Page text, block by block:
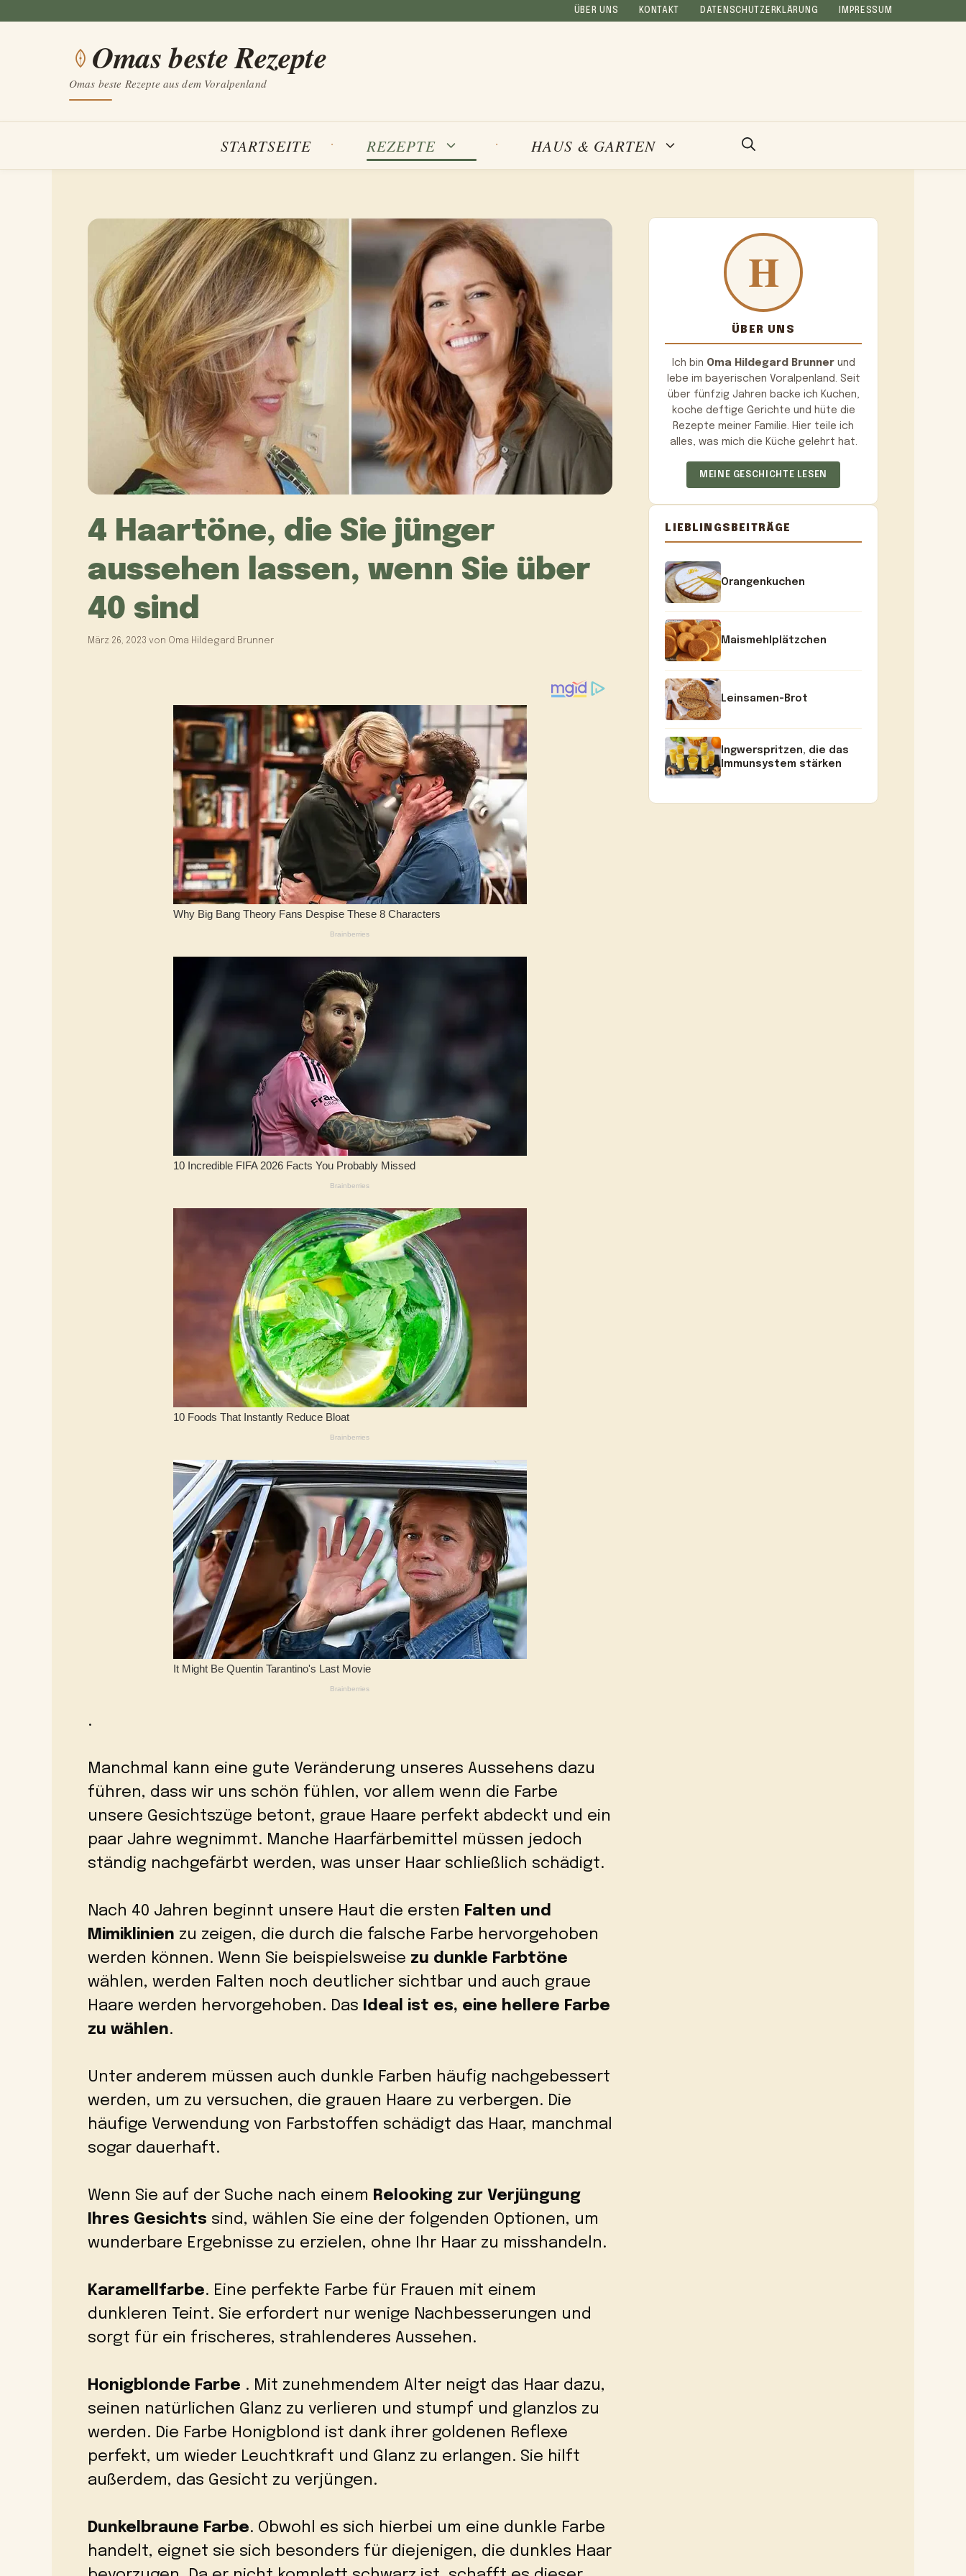
ÜBER UNS KONTAKT DATENSCHUTZERKLÄRUNG IMPRESSUM
Omas beste Rezepte
Omas beste Rezepte aus dem Voralpenland
STARTSEITE REZEPTE HAUS & GARTEN
4 Haartöne, die Sie jünger
aussehen lassen, wenn Sie über
40 sind
März 26, 2023 von Oma Hildegard Brunner
.
Manchmal kann eine gute Veränderung unseres Aussehens dazu
führen, dass wir uns schön fühlen, vor allem wenn die Farbe
unsere Gesichtszüge betont, graue Haare perfekt abdeckt und ein
paar Jahre wegnimmt. Manche Haarfärbemittel müssen jedoch
ständig nachgefärbt werden, was unser Haar schließlich schädigt.
Nach 40 Jahren beginnt unsere Haut die ersten Falten und
Mimiklinien zu zeigen, die durch die falsche Farbe hervorgehoben
werden können. Wenn Sie beispielsweise zu dunkle Farbtöne
wählen, werden Falten noch deutlicher sichtbar und auch graue
Haare werden hervorgehoben. Das
Ideal ist es, eine hellere Farbe
zu wählen.
Unter anderem müssen auch dunkle Farben häufig nachgebessert
werden, um zu versuchen, die grauen Haare zu verbergen. Die
häufige Verwendung von Farbstoffen schädigt das Haar, manchmal
sogar dauerhaft.
Wenn Sie auf der Suche nach einem Relooking zur Verjüngung
Ihres Gesichts sind, wählen Sie eine der folgenden Optionen, um
wunderbare Ergebnisse zu erzielen, ohne Ihr Haar zu misshandeln.
Karamellfarbe. Eine perfekte Farbe für Frauen mit einem
dunkleren Teint. Sie erfordert nur wenige Nachbesserungen und
sorgt für ein frischeres, strahlenderes Aussehen.
Honigblonde Farbe . Mit zunehmendem Alter neigt das Haar dazu,
seinen natürlichen Glanz zu verlieren und stumpf und glanzlos zu
werden. Die Farbe Honigblond ist dank ihrer goldenen Reflexe
perfekt, um wieder Leuchtkraft und Glanz zu erlangen. Sie hilft
außerdem, das Gesicht zu verjüngen.
Dunkelbraune Farbe. Obwohl es sich hierbei um eine dunkle Farbe
handelt, eignet sie sich besonders für diejenigen, die dunkles Haar
ÜBER UNS
Ich bin Oma Hildegard Brunnerund
lebe im bayerischen Voralpenland. Seit
über fünfzig Jahren backe ich Kuchen,
koche deftige Gerichte und hüte die
Rezepte meiner Familie. Hier teile ich
alles, was mich die Küche gelehrt hat.
MEINE GESCHICHTE LESEN
LIEBLINGSBEITRÄGE
Orangenkuchen
Maismehlplätzchen
Leinsamen-Brot
Ingwerspritzen, die das
Immunsystem stärken